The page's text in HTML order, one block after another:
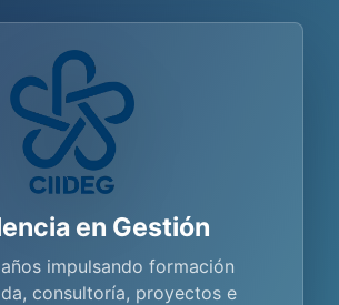
en Gestión
impulsando formación
consultoría, proyectos e